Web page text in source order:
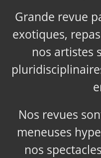
Grande revue
exotiques,
nos artistes
Nos revues
meneuses
nos